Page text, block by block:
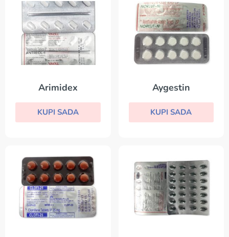
Arimidex
KUPI SADA
Aygestin
KUPI SADA